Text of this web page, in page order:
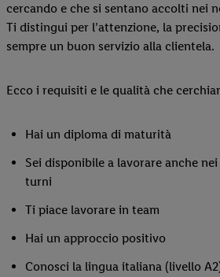
cercando e che si sentano accolti nei
Ti distingui per l’attenzione, la
sempre un buon servizio alla clientela.
Ecco i requisiti e le qualità che
Hai un diploma di maturità
Sei disponibile a lavorare anche
turni
Ti piace lavorare in team
Hai un approccio positivo
Conosci la lingua italiana (livello